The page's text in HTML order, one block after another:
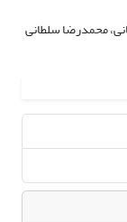
محمدرضا سلطانی